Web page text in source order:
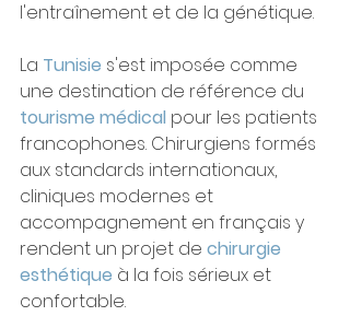
l'entraînement et de la génétique.
La Tunisie s'est imposée comme
une destination de référence du
tourisme médical pour les patients
francophones. Chirurgiens formés
aux standards internationaux,
cliniques modernes et
accompagnement en français y
rendent un projet de chirurgie
esthétique à la fois sérieux et
confortable.